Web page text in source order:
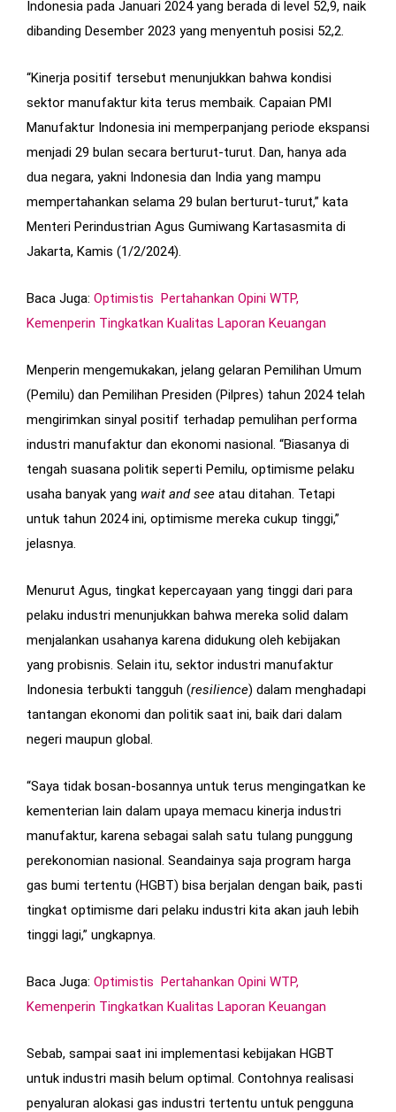
Indonesia pada Januari 2024 yang berada di level 52,9, naik
dibanding Desember 2023 yang menyentuh posisi 52,2.
“Kinerja positif tersebut menunjukkan bahwa kondisi
sektor manufaktur kita terus membaik. Capaian PMI
Manufaktur Indonesia ini memperpanjang periode ekspansi
menjadi 29 bulan secara berturut-turut. Dan, hanya ada
dua negara, yakni Indonesia dan India yang mampu
mempertahankan selama 29 bulan berturut-turut,” kata
Menteri Perindustrian Agus Gumiwang Kartasasmita di
Jakarta, Kamis (1/2/2024).
Baca Juga: Optimistis Pertahankan Opini WTP,
Kemenperin Tingkatkan Kualitas Laporan Keuangan
Menperin mengemukakan, jelang gelaran Pemilihan Umum
(Pemilu) dan Pemilihan Presiden (Pilpres) tahun 2024 telah
mengirimkan sinyal positif terhadap pemulihan performa
industri manufaktur dan ekonomi nasional. “Biasanya di
tengah suasana politik seperti Pemilu, optimisme pelaku
usaha banyak yang wait and see atau ditahan. Tetapi
untuk tahun 2024 ini, optimisme mereka cukup tinggi,”
jelasnya.
Menurut Agus, tingkat kepercayaan yang tinggi dari para
pelaku industri menunjukkan bahwa mereka solid dalam
menjalankan usahanya karena didukung oleh kebijakan
yang probisnis. Selain itu, sektor industri manufaktur
Indonesia terbukti tangguh (resilience) dalam menghadapi
tantangan ekonomi dan politik saat ini, baik dari dalam
negeri maupun global.
“Saya tidak bosan-bosannya untuk terus mengingatkan ke
kementerian lain dalam upaya memacu kinerja industri
manufaktur, karena sebagai salah satu tulang punggung
perekonomian nasional. Seandainya saja program harga
gas bumi tertentu (HGBT) bisa berjalan dengan baik, pasti
tingkat optimisme dari pelaku industri kita akan jauh lebih
tinggi lagi,” ungkapnya.
Baca Juga: Optimistis Pertahankan Opini WTP,
Kemenperin Tingkatkan Kualitas Laporan Keuangan
Sebab, sampai saat ini implementasi kebijakan HGBT
untuk industri masih belum optimal. Contohnya realisasi
penyaluran alokasi gas industri tertentu untuk pengguna